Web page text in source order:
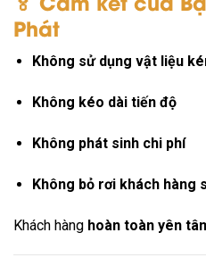
Phát
Không sử dụng vật liệu
Không kéo dài tiến độ
Không phát sinh chi phí
Không bỏ rơi khách hàng
Khách hàng hoàn toàn yên